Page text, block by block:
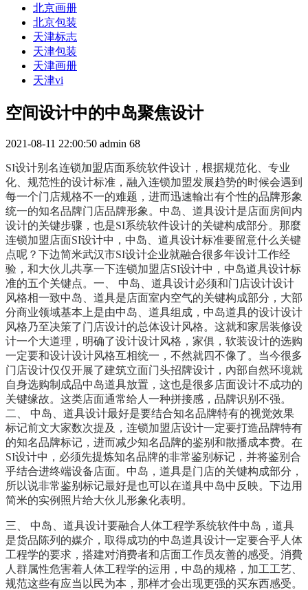
北京画册
北京包装
天津标志
天津包装
天津画册
天津vi
空间设计中的中岛聚焦设计
2021-08-11 22:00:50 admin 68
SI设计别名连锁加盟店面系统软件设计，根据规范化、专业
化、规范性的设计标准，融入连锁加盟发展趋势的时候会遇到
每一个门店规格不一的难题，进而迅速輸出有个性的品牌形象
统一的知名品牌门店品牌形象。中岛、道具设计是店面房间内
设计的关键步骤，也是SI系统软件设计的关键构成部分。那麼
连锁加盟店面SI设计中，中岛、道具设计标准要留意什么关键
点呢？下边简米武汉市SI设计企业就融合很多年设计工作经
验，和大伙儿共享一下连锁加盟店SI设计中，中岛道具设计标
准的五个关键点。一、 中岛、道具设计必须和门店设计设计
风格相一致中岛、道具是店面室内空气的关键构成部分，大部
分商业领域基本上是由中岛、道具组成，中岛道具的设计设计
风格乃至决策了门店设计的总体设计风格。这就和家居装修设
计一个大道理，明确了设计设计风格，家俱，软装设计的选购
一定要和设计设计风格互相统一，不然就四不像了。当今很多
门店设计仅仅开展了建筑立面门头招牌设计，內部自然环境就
自身选购制成品中岛道具放置，这也是很多店面设计不成功的
关键缘故。这类店面通常给人一种拼接感，品牌识别不强。
二、 中岛、道具设计最好是要结合知名品牌特有的视觉效果
标记前文大家数次提及，连锁加盟店设计一定要打造品牌特有
的知名品牌标记，进而减少知名品牌的鉴别和散播成本费。在
SI设计中，必须先提炼知名品牌的非常鉴别标记，并将鉴别合
乎结合进终端设备店面。中岛，道具是门店的关键构成部分，
所以说非常鉴别标记最好是也可以在道具中岛中反映。下边用
简米的实例照片给大伙儿形象化表明。
三、 中岛、道具设计要融合人体工程学系统软件中岛，道具
是货品陈列的媒介，取得成功的中岛道具设计一定要合乎人体
工程学的要求，搭建对消费者和店面工作员友善的感受。消費
人群属性危害着人体工程学的运用，中岛的规格，加工工艺、
规范这些有应当以民为本，那样才会出现更强的买东西感受。